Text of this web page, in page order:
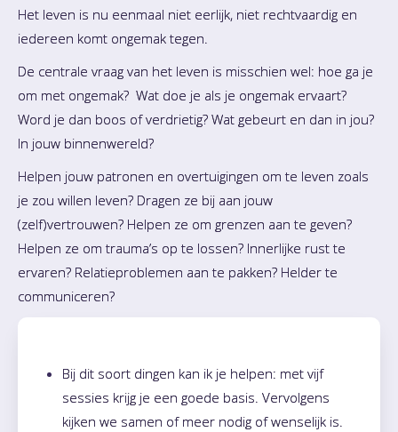
Het leven is nu eenmaal niet eerlijk, niet rechtvaardig en
iedereen komt ongemak tegen.
De centrale vraag van het leven is misschien wel: hoe ga je
om met ongemak? Wat doe je als je ongemak ervaart?
Word je dan boos of verdrietig? Wat gebeurt en dan in jou?
In jouw binnenwereld?
Helpen jouw patronen en overtuigingen om te leven zoals
je zou willen leven? Dragen ze bij aan jouw
(zelf)vertrouwen? Helpen ze om grenzen aan te geven?
Helpen ze om trauma’s op te lossen? Innerlijke rust te
ervaren? Relatieproblemen aan te pakken? Helder te
communiceren?
Bij dit soort dingen kan ik je helpen: met vijf
sessies krijg je een goede basis. Vervolgens
kijken we samen of meer nodig of wenselijk is.